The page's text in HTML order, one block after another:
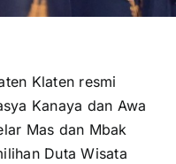
Klaten resmi
Kanaya dan Awa
Mas dan Mbak
Duta Wisata